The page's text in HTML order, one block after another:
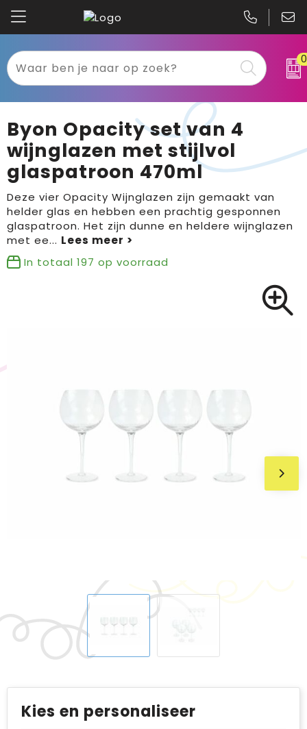
0
Textiel
Werkkleding
Sport
Tassen
Bloemen, planten en bomen
Pasen
Kariban
B&C
Gildan
Clique
Printer
Projob
Byon Opacity set van 4
wijnglazen met stijlvol
glaspatroon 470ml
Deze vier Opacity Wijnglazen zijn gemaakt van
helder glas en hebben een prachtig gesponnen
glaspatroon. Het zijn dunne en heldere wijnglazen
met ee...
In totaal 197 op voorraad
Kies en personaliseer